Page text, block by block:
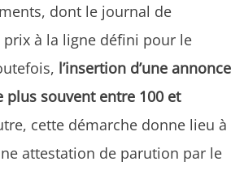
dont le journal de
à la ligne défini pour le
l’insertion d’une annonce
plus souvent entre 100 et
cette démarche donne lieu à
attestation de parution par le